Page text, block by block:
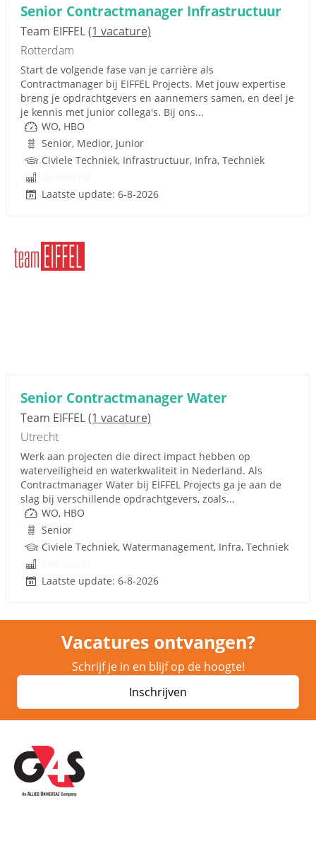
Senior Contractmanager Infrastructuur
Team EIFFEL(1 vacature)
Rotterdam
Start de volgende fase van je carrière als
Contractmanager bij EIFFEL Projects. Met jouw expertise
breng je opdrachtgevers en aannemers samen, en deel je
je kennis met junior collega's. Bij ons...
WO, HBO
Senior, Medior, Junior
Civiele Techniek, Infrastructuur, Infra, Techniek
Laatste update: 6-8-2026
Senior Contractmanager Water
Team EIFFEL(1 vacature)
Utrecht
Werk aan projecten die direct impact hebben op
waterveiligheid en waterkwaliteit in Nederland. Als
Contractmanager Water bij EIFFEL Projects ga je aan de
slag bij verschillende opdrachtgevers, zoals...
WO, HBO
Senior
Civiele Techniek, Watermanagement, Infra, Techniek
Laatste update: 6-8-2026
Vacatures ontvangen?
Schrijf je in en blijf op de hoogte!
Inschrijven